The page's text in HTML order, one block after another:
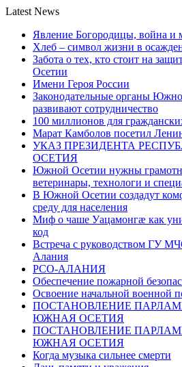
Latest News
Явление Богородицы, война и
Хлеб – символ жизни в
Забота о тех, кто стоит на
Осетии
Имени Героя России
Законодательные органы
развивают сотрудничество
100 миллионов для
Марат Камболов посетил
УКАЗ ПРЕЗИДЕНТА
ОСЕТИЯ
Южной Осетии нужны
ветеринары, технологи и
В Южной Осетии создадут
среду для населения
Миф о чаше Уацамонгæ как
код
Встреча с руководством ГУ
Алания
РСО-АЛАНИЯ
Обеспечение пожарной
Освоение начальной военной
ПОСТАНОВЛЕНИЕ
ЮЖНАЯ ОСЕТИЯ
ПОСТАНОВЛЕНИЕ
ЮЖНАЯ ОСЕТИЯ
Когда музыка сильнее смерти